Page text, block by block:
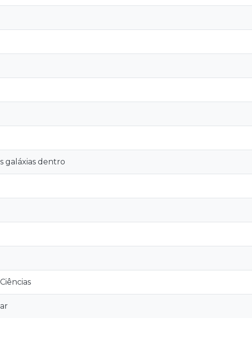
galáxias dentro